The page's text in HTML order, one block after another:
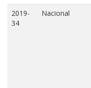
2019-
34
Nacional